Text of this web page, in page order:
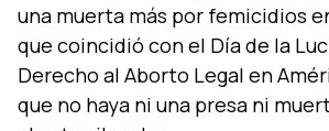
una muerta más por femicidios
que coincidió con el Dí­a de la
Derecho al Aborto Legal en
que no haya ni una presa ni